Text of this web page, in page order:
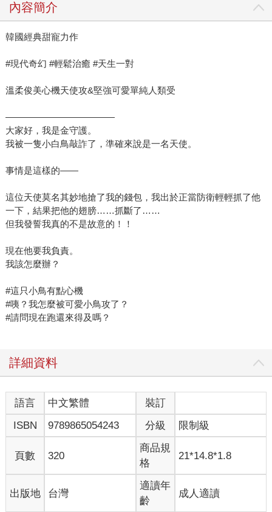
內容簡介
韓國經典甜寵力作
#現代奇幻 #輕鬆治癒 #天生一對
溫柔俊美心機天使攻&堅強可愛單純人類受
————————————
大家好，我是金守護。
我被一隻小白鳥敲詐了，準確來說是一名天使。
事情是這樣的——
這位天使莫名其妙地搶了我的錢包，我出於正當防衛輕輕抓了他
一下，結果把他的翅膀……抓斷了……
但我發誓我真的不是故意的！！
現在他要我負責。
我該怎麼辦？
#這只小鳥有點心機
#咦？我怎麼被可愛小鳥攻了？
#請問現在跑還來得及嗎？
詳細資料
語言 中文繁體
裝訂
ISBN
9789865054243 分級 限制級
頁數 320
商品規
格
21*14.8*1.8
出版地 台灣
適讀年
齡
成人適讀